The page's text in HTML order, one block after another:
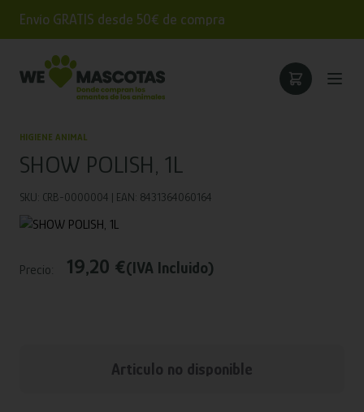
Envío GRATIS desde 50€ de compra
HIGIENE ANIMAL
SHOW POLISH, 1L
SKU: CRB-0000004 | EAN: 8431364060164
Precio: 19,20 €(IVA Incluido)
Articulo no disponible